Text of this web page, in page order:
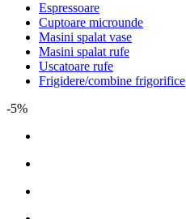
Espressoare
Cuptoare microunde
Masini spalat vase
Masini spalat rufe
Uscatoare rufe
Frigidere/combine frigorifice
-5%